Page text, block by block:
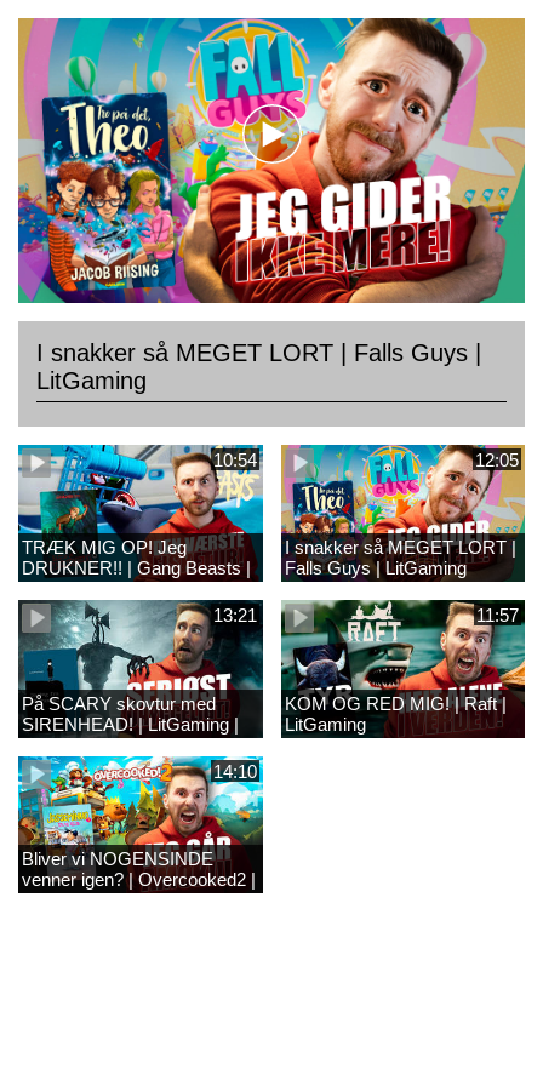
I snakker så MEGET LORT | Falls Guys |
LitGaming
10:54
TRÆK MIG OP! Jeg
DRUKNER!! | Gang Beasts |
12:05
I snakker så MEGET LORT |
Falls Guys | LitGaming
13:21
På SCARY skovtur med
SIRENHEAD! | LitGaming |
11:57
KOM OG RED MIG! | Raft |
LitGaming
14:10
Bliver vi NOGENSINDE
venner igen? | Overcooked2 |
LitGaming